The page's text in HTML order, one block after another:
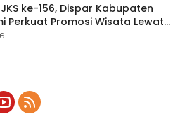
ke-156, Dispar Kabupaten
Perkuat Promosi Wisata Lewat